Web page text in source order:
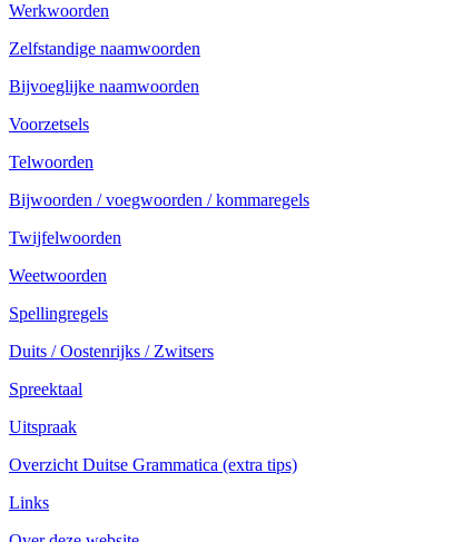
Werkwoorden
Zelfstandige naamwoorden
Bijvoeglijke naamwoorden
Voorzetsels
Telwoorden
Bijwoorden / voegwoorden / kommaregels
Twijfelwoorden
Weetwoorden
Spellingregels
Duits / Oostenrijks / Zwitsers
Spreektaal
Uitspraak
Overzicht Duitse Grammatica (extra tips)
Links